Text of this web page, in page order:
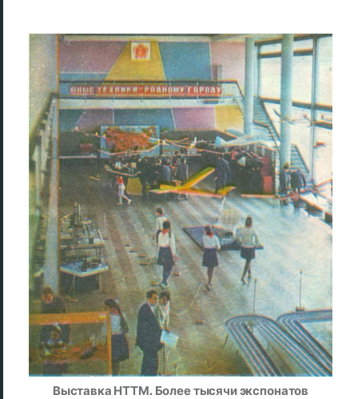
Выставка НТТМ. Более тысячи экспонатов